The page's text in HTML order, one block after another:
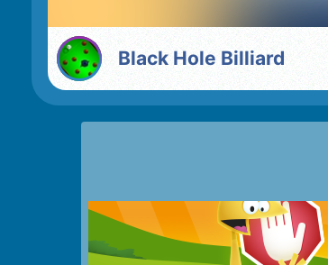
Black Hole Billiard